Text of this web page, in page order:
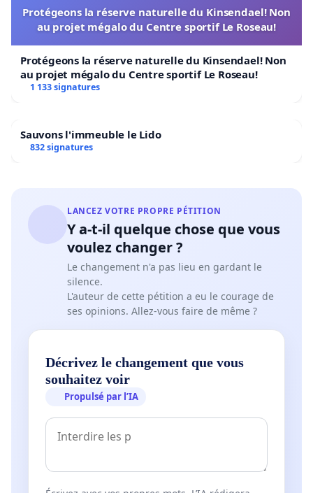
Protégeons la réserve naturelle du Kinsendael! Non
au projet mégalo du Centre sportif Le Roseau!
Protégeons la réserve naturelle du Kinsendael! Non
au projet mégalo du Centre sportif Le Roseau!
1 133 signatures
Sauvons l'immeuble le Lido
832 signatures
LANCEZ VOTRE PROPRE PÉTITION
Y a-t-il quelque chose que vous
voulez changer ?
Le changement n'a pas lieu en gardant le
silence.
L'auteur de cette pétition a eu le courage de
ses opinions. Allez-vous faire de même ?
Décrivez le changement que vous
souhaitez voir
Propulsé par l’IA